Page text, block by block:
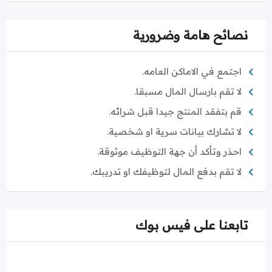
نصائح هامة وضرورية
اجتمع في الاماكن العامه.
لا تقم بارسال المال مسبقا.
قم بتفقد المنتج جيدا قبل شرائه.
لا تشارك بيانات سرية او شخصية.
احذر وتأكد أن جهة التوظيف موثوقة.
لا تقم بدفع المال لتوظيفك او تدريبك.
تابعنا على فيس بوك